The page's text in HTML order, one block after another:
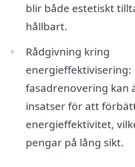
blir både estetiskt
hållbart.
Rådgivning kring
energieffektivisering:
fasadrenovering kan
insatser för att
energieffektivitet,
pengar på lång sikt.